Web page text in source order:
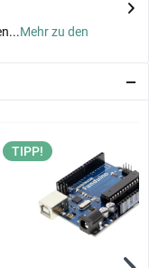
Mehr zu den
TIPP!